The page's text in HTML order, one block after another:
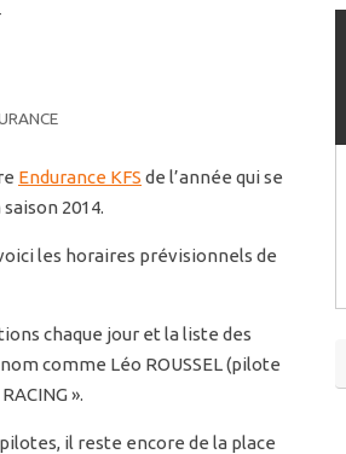
Endurance KFS de l’année qui se
2014.
les horaires prévisionnels de
chaque jour et la liste des
comme Léo ROUSSEL (pilote
».
il reste encore de la place